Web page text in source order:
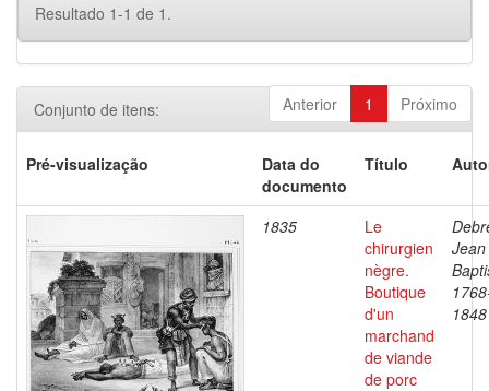
Resultado 1-1 de 1.
Anterior 1 Próximo
Conjunto de itens:
Pré-visualização
Data do
documento
Título
1835
Le
chirurgien
nègre.
Boutique
d'un
marchand
de viande
de porc
Jean
1848